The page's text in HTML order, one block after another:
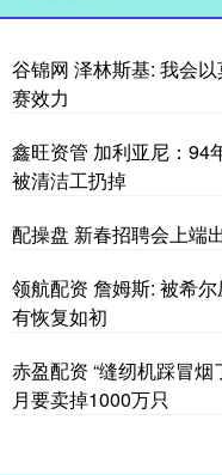
谷锦网 泽林斯基: 我会
赛效力
鑫旺资管 加利亚尼：94
被清洁工扔掉
配操盘 新春招聘会上端
领航配资 詹姆斯: 被希
有恢复如初
赤盈配资 “缝纫机踩冒烟
月要卖掉1000万只